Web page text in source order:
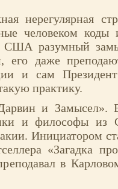
нерегулярная
человеком
разумный
его даже
и сам
практику.
и Замысел».
и философы из
Инициатором
«Загадка
в